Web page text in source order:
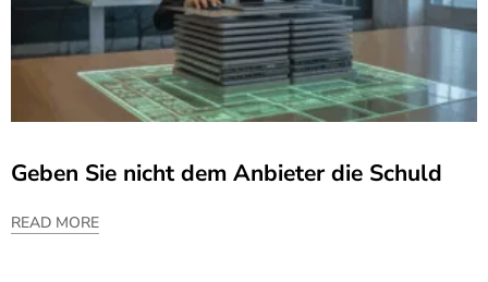
Geben Sie nicht dem Anbieter die Schuld
READ MORE